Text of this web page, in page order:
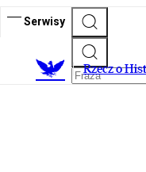
Serwisy
Rzecz o